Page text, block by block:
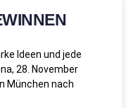
Ideen und jede
28. November
München nach